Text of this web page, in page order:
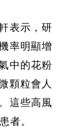
表示，研
率明顯增
中的花粉
顆粒會人
這些高風
者。